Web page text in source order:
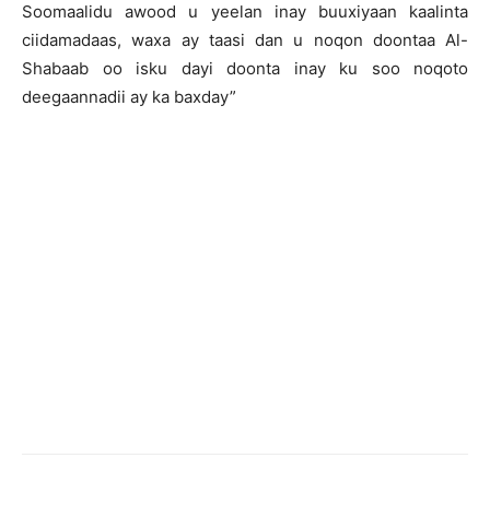
Soomaalidu awood u yeelan inay buuxiyaan kaalinta
ciidamadaas, waxa ay taasi dan u noqon doontaa Al-
Shabaab oo isku dayi doonta inay ku soo noqoto
deegaannadii ay ka baxday”